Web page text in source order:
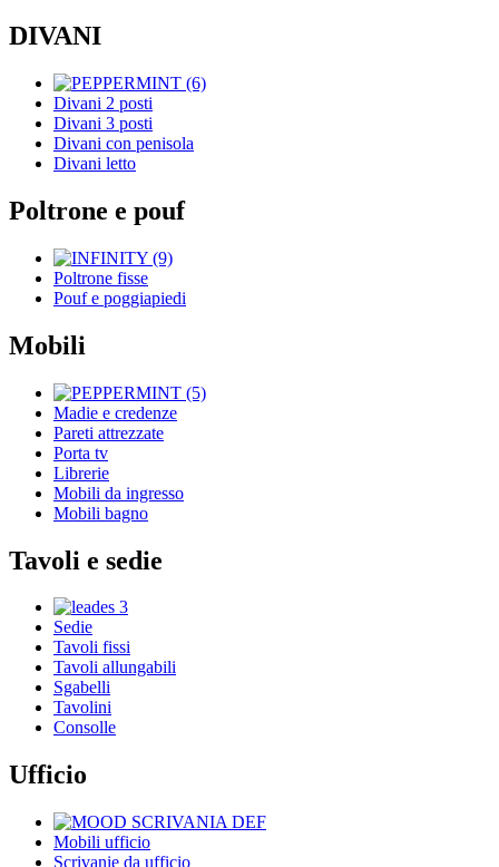
DIVANI
Divani 2 posti
Divani 3 posti
Divani con penisola
Divani letto
Poltrone e pouf
Poltrone fisse
Pouf e poggiapiedi
Mobili
Madie e credenze
Pareti attrezzate
Porta tv
Librerie
Mobili da ingresso
Mobili bagno
Tavoli e sedie
Sedie
Tavoli fissi
Tavoli allungabili
Sgabelli
Tavolini
Consolle
Ufficio
Mobili ufficio
Scrivanie da ufficio